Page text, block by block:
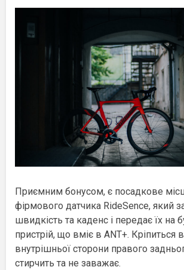
Приємним бонусом, є посадкове
фірмового датчика RideSence, який
швидкість та каденс і передає їх на
пристрій, що вміє в ANT+. Кріпиться
внутрішньої сторони правого
стирчить та не заважає.